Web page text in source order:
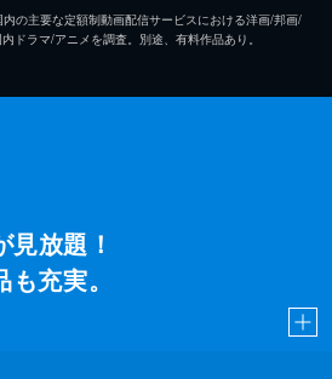
の主要な定額制動画配信サービスにおける洋画/邦画/
ドラマ/アニメを調査。別途、有料作品あり。
見放題！
充実。